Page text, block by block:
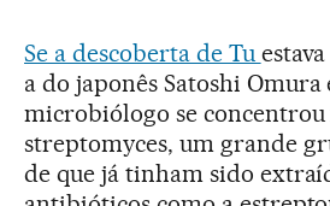
Se a descoberta de Tu
a do japonês Satoshi Omura
microbiólogo se concentrou
streptomyces, um grande
de que já tinham sido